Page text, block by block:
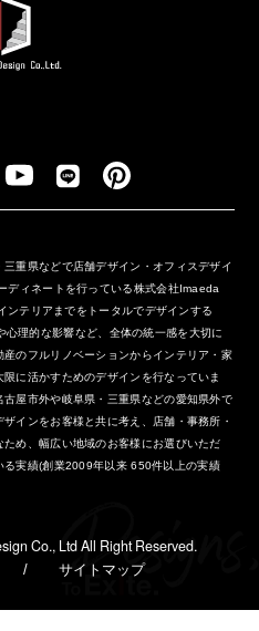
重県などで店舗デザイン・オフィスデザイ
ディネートを行っている株式会社Imaeda
テリアまでをトータルでデザインする
理的な影響など、全体の統一感を大切に
のフルリノベーションからインテリア・家
に活かすためのデザインを行なっていま
屋市外や岐阜県・三重県などの愛知県外で
インをお客様と共に考え、店舗・事務所・
め、幅広い地域のお客様にお選びいただ
る実績(創業2009年以来 650件以上の実績
Co., Ltd All Right Reserved.
/ サイトマップ